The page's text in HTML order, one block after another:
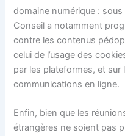
domaine numérique :
Conseil a notamment
contre les contenus
celui de l’usage des
par les plateformes, et sur
communications en ligne.
Enfin, bien que les
étrangères ne soient pas